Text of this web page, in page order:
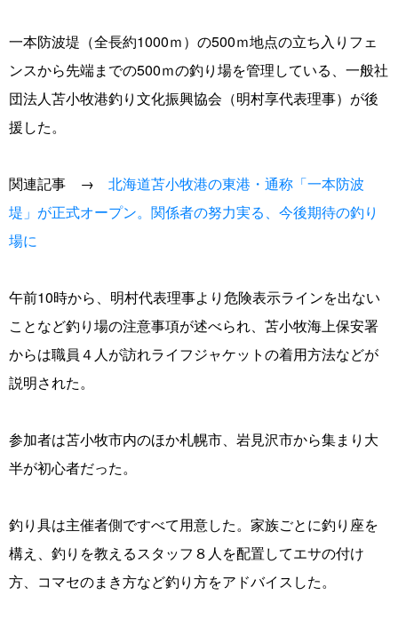
一本防波堤（全長約1000ｍ）の500ｍ地点の立ち入りフェ
ンスから先端までの500ｍの釣り場を管理している、一般社
団法人苫小牧港釣り文化振興協会（明村享代表理事）が後
援した。
関連記事 → 北海道苫小牧港の東港・通称「一本防波
堤」が正式オープン。関係者の努力実る、今後期待の釣り
場に
午前10時から、明村代表理事より危険表示ラインを出ない
ことなど釣り場の注意事項が述べられ、苫小牧海上保安署
からは職員４人が訪れライフジャケットの着用方法などが
説明された。
参加者は苫小牧市内のほか札幌市、岩見沢市から集まり大
半が初心者だった。
釣り具は主催者側ですべて用意した。家族ごとに釣り座を
構え、釣りを教えるスタッフ８人を配置してエサの付け
方、コマセのまき方など釣り方をアドバイスした。